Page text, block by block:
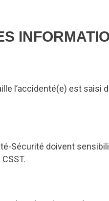
l’accidenté(e) est saisi
Sécurité doivent